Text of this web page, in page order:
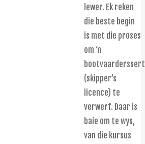
lewer. Ek reken
die beste begin
is met die proses
om ‘n
(skipper’s
licence) te
verwerf. Daar is
baie om te wys,
van die kursus